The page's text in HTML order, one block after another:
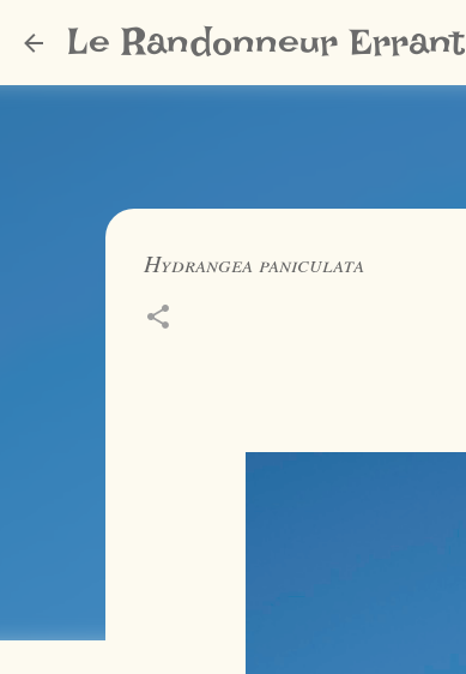
Le Randonneur Errant
Hydrangea paniculata